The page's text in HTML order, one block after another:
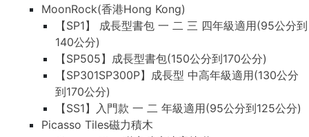
MoonRock(香港Hong Kong)
【SP1】 成長型書包 一 二 三 四年級適用(95公分到
140公分)
【SP505】成長型書包(150公分到170公分)
【SP301SP300P】成長型 中高年級適用(130公分
到170公分)
【SS1】入門款 一 二 年級適用(95公分到125公分)
Picasso Tiles磁力積木